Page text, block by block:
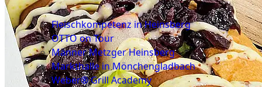
Events
Fleischkompetenz in Heinsberg
OTTO on Tour
Männer Metzger Heinsberg
Markthalle in Mönchengladbach
Weber® Grill Academy